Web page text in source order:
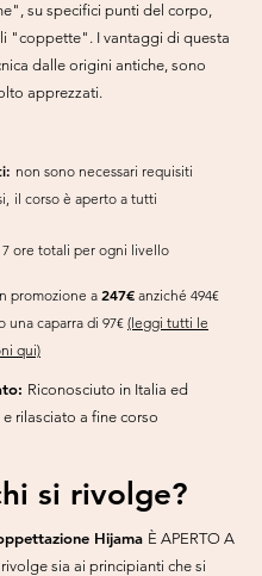
su specifici punti del corpo,
"coppette". I vantaggi di questa
dalle origini antiche, sono
apprezzati.
promozione a 247€ anziché 494€
una caparra di 97€ (leggi tutti le
qui)
7 ore totali per ogni livello
non sono necessari requisiti
il corso è aperto a tutti
Riconosciuto in Italia ed
e rilasciato a fine corso
si rivolge?
Hijama È APERTO A
rivolge sia ai principianti che si